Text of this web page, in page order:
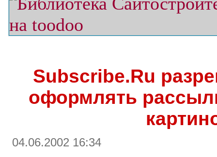
Subscribe.Ru
оформлять
04.06.2002 16:34